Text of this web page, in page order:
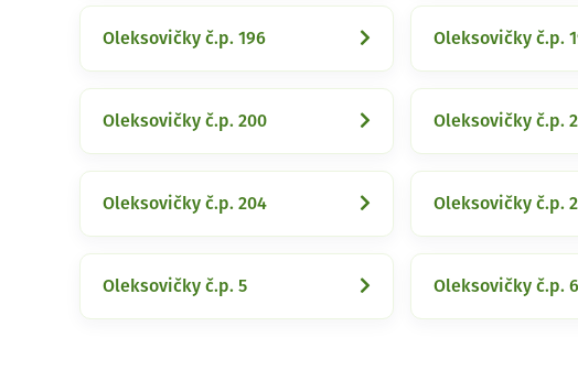
Oleksovičky č.p. 196 Oleksovičky č.p.
Oleksovičky č.p. 200 Oleksovičky č.p.
Oleksovičky č.p. 204 Oleksovičky č.p.
Oleksovičky č.p. 5 Oleksovičky č.p. 6